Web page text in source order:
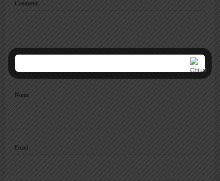
Commenti
Nome
Email